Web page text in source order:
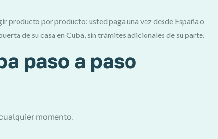
producto por producto: usted paga una vez desde España o
de su casa en Cuba, sin trámites adicionales de su parte.
paso a paso
momento.